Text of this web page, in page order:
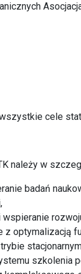
cele
należy w
badań
z optymalizacją
szkolenia